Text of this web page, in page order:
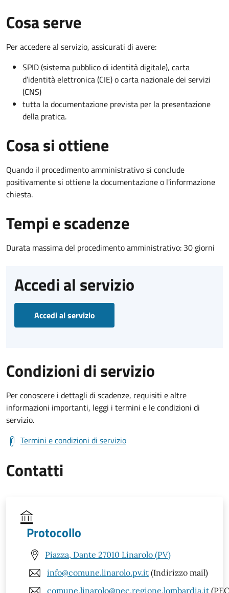
Cosa serve
Per accedere al servizio, assicurati di avere:
SPID (sistema pubblico di identità digitale), carta
d’identità elettronica (CIE) o carta nazionale dei servizi
(CNS)
tutta la documentazione prevista per la presentazione
della pratica.
Cosa si ottiene
Quando il procedimento amministrativo si conclude
positivamente si ottiene la documentazione o l'informazione
chiesta.
Tempi e scadenze
Durata massima del procedimento amministrativo: 30 giorni
Accedi al servizio
Accedi al servizio
Condizioni di servizio
Per conoscere i dettagli di scadenze, requisiti e altre
informazioni importanti, leggi i termini e le condizioni di
servizio.
Termini e condizioni di servizio
Contatti
Protocollo
Piazza, Dante 27010 Linarolo (PV)
info@comune.linarolo.pv.it (Indirizzo mail)
comune.linarolo@pec.regione.lombardia.it